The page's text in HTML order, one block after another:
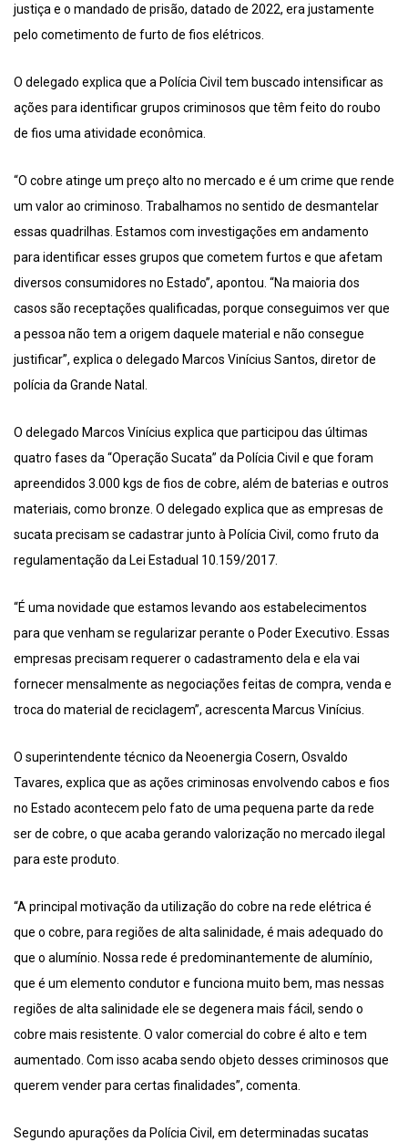
justiça e o mandado de prisão, datado de 2022, era justamente
pelo cometimento de furto de fios elétricos.
O delegado explica que a Polícia Civil tem buscado intensificar as
ações para identificar grupos criminosos que têm feito do roubo
de fios uma atividade econômica.
“O cobre atinge um preço alto no mercado e é um crime que rende
um valor ao criminoso. Trabalhamos no sentido de desmantelar
essas quadrilhas. Estamos com investigações em andamento
para identificar esses grupos que cometem furtos e que afetam
diversos consumidores no Estado”, apontou. “Na maioria dos
casos são receptações qualificadas, porque conseguimos ver que
a pessoa não tem a origem daquele material e não consegue
justificar”, explica o delegado Marcos Vinícius Santos, diretor de
polícia da Grande Natal.
O delegado Marcos Vinícius explica que participou das últimas
quatro fases da “Operação Sucata” da Polícia Civil e que foram
apreendidos 3.000 kgs de fios de cobre, além de baterias e outros
materiais, como bronze. O delegado explica que as empresas de
sucata precisam se cadastrar junto à Polícia Civil, como fruto da
regulamentação da Lei Estadual 10.159/2017.
“É uma novidade que estamos levando aos estabelecimentos
para que venham se regularizar perante o Poder Executivo. Essas
empresas precisam requerer o cadastramento dela e ela vai
fornecer mensalmente as negociações feitas de compra, venda e
troca do material de reciclagem”, acrescenta Marcus Vinícius.
O superintendente técnico da Neoenergia Cosern, Osvaldo
Tavares, explica que as ações criminosas envolvendo cabos e fios
no Estado acontecem pelo fato de uma pequena parte da rede
ser de cobre, o que acaba gerando valorização no mercado ilegal
para este produto.
“A principal motivação da utilização do cobre na rede elétrica é
que o cobre, para regiões de alta salinidade, é mais adequado do
que o alumínio. Nossa rede é predominantemente de alumínio,
que é um elemento condutor e funciona muito bem, mas nessas
regiões de alta salinidade ele se degenera mais fácil, sendo o
cobre mais resistente. O valor comercial do cobre é alto e tem
aumentado. Com isso acaba sendo objeto desses criminosos que
querem vender para certas finalidades”, comenta.
Segundo apurações da Polícia Civil, em determinadas sucatas